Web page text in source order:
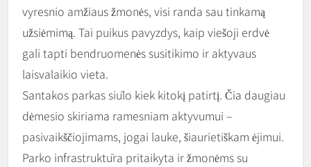
vyresnio amžiaus žmonės, visi randa sau tinkamą
užsiėmimą. Tai puikus pavyzdys, kaip viešoji erdvė
gali tapti bendruomenės susitikimo ir aktyvaus
laisvalaikio vieta.
Santakos parkas siūlo kiek kitokį patirtį. Čia daugiau
dėmesio skiriama ramesniam aktyvumui –
pasivaikščiojimams, jogai lauke, šiaurietiškam ėjimui.
Parko infrastruktūra pritaikyta ir žmonėms su